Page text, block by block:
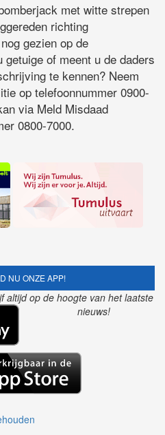
met witte strepen
richting
gezien op de
of meent u de daders
te kennen? Neem
op telefoonnummer 0900-
via Meld Misdaad
0800-7000.
NU ONZE APP!
altijd op de hoogte van het laatste
nieuws!